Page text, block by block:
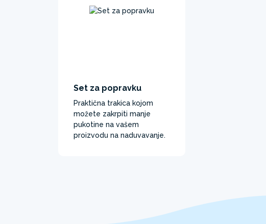
Set za popravku
Praktična trakica kojom
možete zakrpiti manje
pukotine na vašem
proizvodu na naduvavanje.